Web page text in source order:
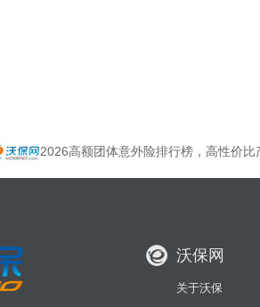
2026高额团体意外险排行榜，高性价比
沃保网
关于沃保